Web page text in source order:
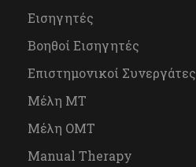
Εισηγητές
Βοηθοί Εισηγητές
Επιστημονικοί Συνεργάτες
Μέλη ΜΤ
Μέλη OΜΤ
Manual Therapy